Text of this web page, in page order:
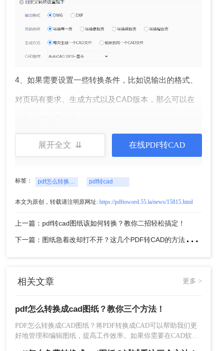
4、如果需要设置一些转换条件，比如说输出的格式、
对页码有要求、生成方式以及CAD版本，那么可以在
5、转换成功后，点击下载就可以了。
且打开。
展开全文 ⇊ 在线PDF转CAD
标签： pdf怎么转换成cad图纸 pdf转cad
本文为原创，转载请注明原网址: https://pdftoword.55.la/news/15815.html
上一篇：pdf转cad图纸该如何转换？教你二招轻松搞定！
下
一篇：图纸急着改却打不开？这几个PDF转CAD的方法真管用！
相关文章 更多 >
pdf怎么转换成cad图纸？教你三个方法！
PDF怎么转换成CAD图纸？将PDF转换成CAD可以帮助我们更
好地管理和编辑图纸，提高工作效率。如果你需要在CAD软件